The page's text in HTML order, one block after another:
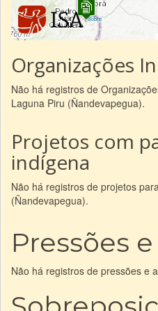
|Sobre
Organizações
Não há registros de
Laguna Piru (Ñandevapegua).
Projetos com
indígena
Não há registros de projetos
(Ñandevapegua).
Pressões
Não há registros de pressões e